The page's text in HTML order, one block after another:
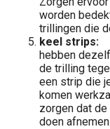
worden
trillingen die
keel strips:
hebben
de trilling
een strip die
komen
zorgen dat
doen afnemen.